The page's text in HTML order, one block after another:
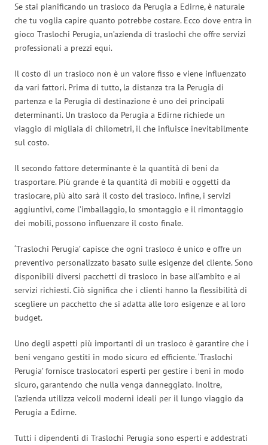
Se stai pianificando un trasloco da Perugia a Edirne, è naturale
che tu voglia capire quanto potrebbe costare. Ecco dove entra in
gioco Traslochi Perugia, un’azienda di traslochi che offre servizi
professionali a prezzi equi.
Il costo di un trasloco non è un valore fisso e viene influenzato
da vari fattori. Prima di tutto, la distanza tra la Perugia di
partenza e la Perugia di destinazione è uno dei principali
determinanti. Un trasloco da Perugia a Edirne richiede un
viaggio di migliaia di chilometri, il che influisce inevitabilmente
sul costo.
Il secondo fattore determinante è la quantità di beni da
trasportare. Più grande è la quantità di mobili e oggetti da
traslocare, più alto sarà il costo del trasloco. Infine, i servizi
aggiuntivi, come l’imballaggio, lo smontaggio e il rimontaggio
dei mobili, possono influenzare il costo finale.
‘Traslochi Perugia’ capisce che ogni trasloco è unico e offre un
preventivo personalizzato basato sulle esigenze del cliente. Sono
disponibili diversi pacchetti di trasloco in base all’ambito e ai
servizi richiesti. Ciò significa che i clienti hanno la flessibilità di
scegliere un pacchetto che si adatta alle loro esigenze e al loro
budget.
Uno degli aspetti più importanti di un trasloco è garantire che i
beni vengano gestiti in modo sicuro ed efficiente. ‘Traslochi
Perugia’ fornisce traslocatori esperti per gestire i beni in modo
sicuro, garantendo che nulla venga danneggiato. Inoltre,
l’azienda utilizza veicoli moderni ideali per il lungo viaggio da
Perugia a Edirne.
Tutti i dipendenti di Traslochi Perugia sono esperti e addestrati